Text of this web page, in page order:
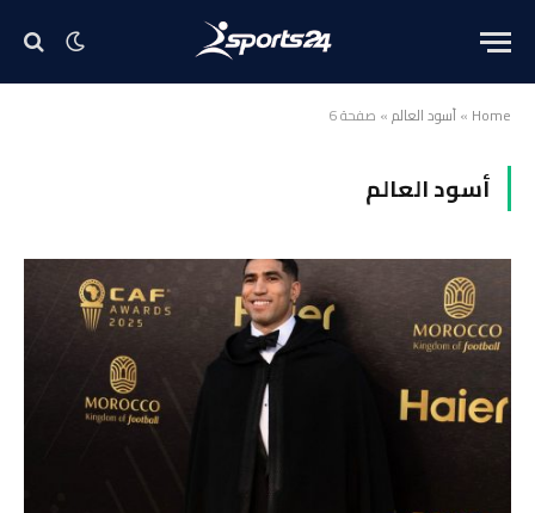
Home
»أسود العالم» صفحة 6
أسود العالم